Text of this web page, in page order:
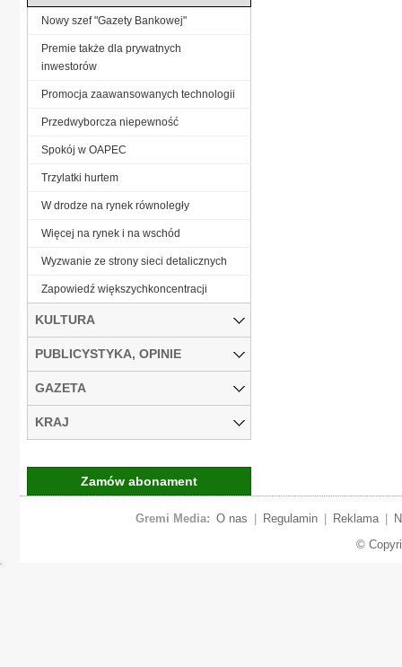
Nowy szef "Gazety Bankowej"
Premie także dla prywatnych
inwestorów
Promocja zaawansowanych technologii
Przedwyborcza niepewność
Spokój w OAPEC
Trzylatki hurtem
W drodze na rynek równoległy
Więcej na rynek i na wschód
Wyzwanie ze strony sieci detalicznych
Zapowiedź większychkoncentracji
KULTURA
PUBLICYSTYKA, OPINIE
GAZETA
KRAJ
Zamów abonament
Gremi Media: O nas Regulamin Reklama
©